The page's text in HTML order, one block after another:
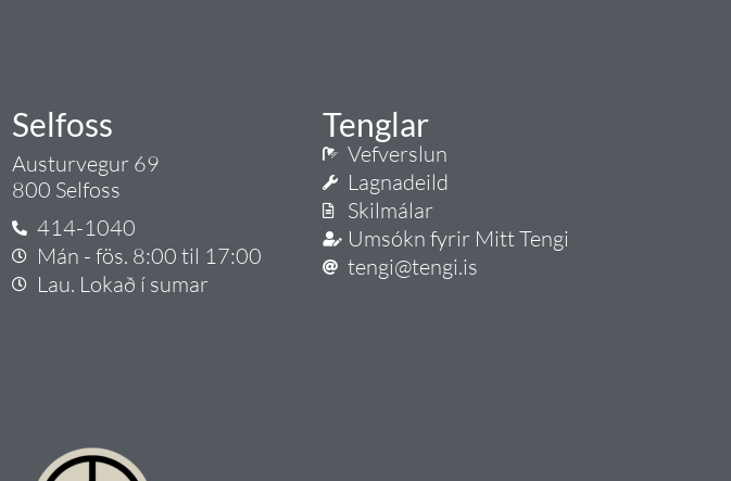
Selfoss
Austurvegur 69
800 Selfoss
414-1040
Mán - fös. 8:00 til 17:00
Lau. Lokað í sumar
Tenglar
Vefverslun
Lagnadeild
Skilmálar
Umsókn fyrir Mitt Tengi
tengi@tengi.is